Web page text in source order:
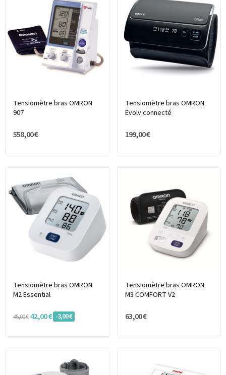
Tensiomètre bras OMRON
907
558,00 €
Tensiomètre bras OMRON
Evolv connecté
199,00 €
Tensiomètre bras OMRON
M2 Essential
45,00 € 42,00 € -3,00 €
Tensiomètre bras OMRON
M3 COMFORT V2
63,00 €